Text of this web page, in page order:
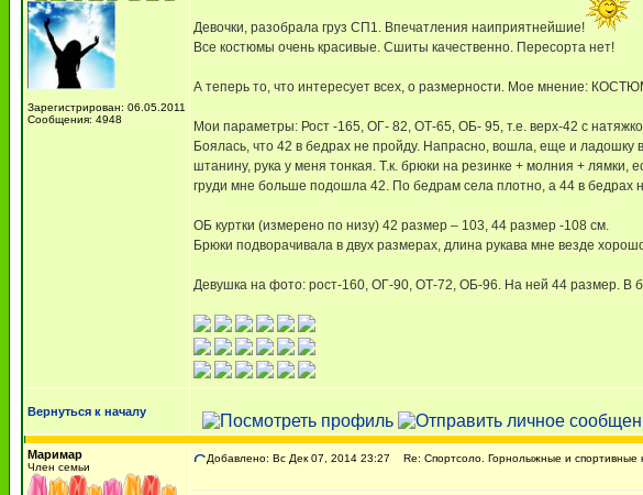
Зарегистрирован: 06.05.2011
Сообщения: 4948
Девочки, разобрала груз СП1. Впечатления наиприятнейшие!
Все костюмы очень красивые. Сшиты качественно. Пересорта нет!
А теперь то, что интересует всех, о размерности. Мое
Мои параметры: Рост -165, ОГ- 82, ОТ-65, ОБ- 95, т.е. верх-42 с
Боялась, что 42 в бедрах не пройду. Напрасно, вошла, еще и
штанину, рука у меня тонкая. Т.к. брюки на резинке + молния + лямки,
груди мне больше подошла 42. По бедрам села плотно, а 44 в бедрах
ОБ куртки (измерено по низу) 42 размер – 103, 44 размер -108 см.
Брюки подворачивала в двух размерах, длина рукава мне везде
Девушка на фото: рост-160, ОГ-90, ОТ-72, ОБ-96. На ней 44 размер. В
Вернуться к началу
Маримар
Член семьи
Добавлено: Вс Дек 07, 2014 23:27 Re: Спортсоло. Горнолыжные и спортивные